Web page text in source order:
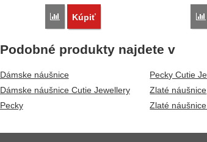
Porovnať
Kúpiť
Podobné produkty najdete v
Dámske náušnice
Dámske náušnice Cutie Jewellery
Pecky
Pecky Cutie
Zlaté náušnice
Zlaté